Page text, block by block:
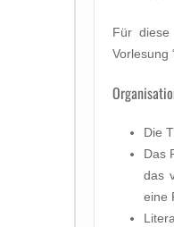
Für diese
Vorlesung
Die
Das
das
eine